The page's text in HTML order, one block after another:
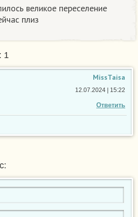
великое переселение
плиз​
1
MissTaisa
Ответить
12.07.2024 | 15:22